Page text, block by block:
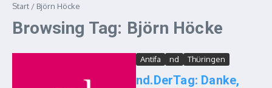
Start / Björn Höcke
Browsing Tag: Björn Höcke
Antifa nd Thüringen
nd.DerTag: Danke,